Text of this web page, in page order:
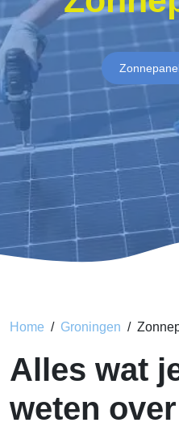
Home Groningen
Alles wat
weten over